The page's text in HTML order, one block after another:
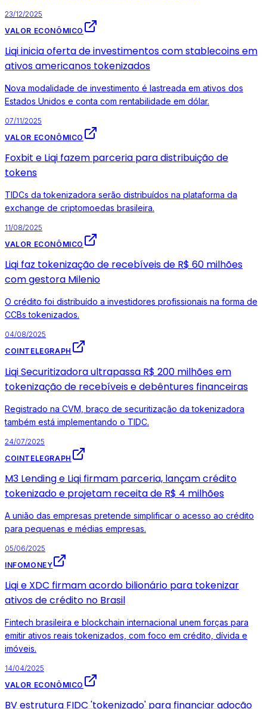
23/12/2025
VALOR ECONÔMICO
Liqi inicia oferta de investimentos com stablecoins em
ativos americanos tokenizados
Nova modalidade de investimento é lastreada em ativos dos
Estados Unidos e conta com rentabilidade em dólar.
07/11/2025
VALOR ECONÔMICO
Foxbit e Liqi fazem parceria para distribuição de
tokens
TIDCs da tokenizadora serão distribuídos na plataforma da
exchange de criptomoedas brasileira.
11/08/2025
VALOR ECONÔMICO
Liqi faz tokenização de recebíveis de R$ 60 milhões
com gestora Milenio
O crédito foi distribuído a investidores profissionais na forma de
CCBs tokenizados.
04/08/2025
COINTELEGRAPH
Liqi Securitizadora ultrapassa R$ 200 milhões em
tokenização de recebíveis e debêntures financeiras
Registrado na CVM, braço de securitização da tokenizadora
também está implementando o TIDC.
24/07/2025
COINTELEGRAPH
M3 Lending e Liqi firmam parceria, lançam crédito
tokenizado e projetam receita de R$ 4 milhões
A união das empresas pretende simplificar o acesso ao crédito
para pequenas e médias empresas.
05/06/2025
INFOMONEY
Liqi e XDC firmam acordo bilionário para tokenizar
ativos de crédito no Brasil
Fintech brasileira e blockchain internacional unem forças para
emitir ativos reais tokenizados, com foco em crédito, dívida e
imóveis.
14/04/2025
VALOR ECONÔMICO
BV estrutura FIDC 'tokenizado' para financiar adoção